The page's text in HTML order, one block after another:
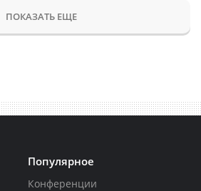
ПОКАЗАТЬ ЕЩЕ
Популярное
Конференции